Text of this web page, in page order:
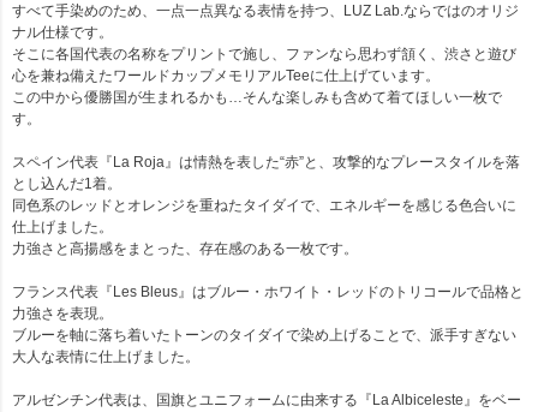
すべて手染めのため、一点一点異なる表情を持つ、LUZ Lab.ならではのオリジ
ナル仕様です。
そこに各国代表の名称をプリントで施し、ファンなら思わず頷く、渋さと遊び
心を兼ね備えたワールドカップメモリアルTeeに仕上げています。
この中から優勝国が生まれるかも…そんな楽しみも含めて着てほしい一枚で
す。
スペイン代表『La Roja』は情熱を表した“赤”と、攻撃的なプレースタイルを落
とし込んだ1着。
同色系のレッドとオレンジを重ねたタイダイで、エネルギーを感じる色合いに
仕上げました。
力強さと高揚感をまとった、存在感のある一枚です。
フランス代表『Les Bleus』はブルー・ホワイト・レッドのトリコールで品格と
力強さを表現。
ブルーを軸に落ち着いたトーンのタイダイで染め上げることで、派手すぎない
大人な表情に仕上げました。
アルゼンチン代表は、国旗とユニフォームに由来する『La Albiceleste』をベー